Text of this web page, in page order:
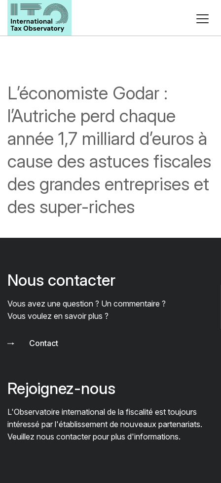
L’économiste Godar :
l’Autriche perd chaque
année 1,7 milliard d’euros à
cause des astuces fiscales
des grandes entreprises et
des super-riches
Nous contacter
Vous avez une question ? Un commentaire ?
Vous voulez en savoir plus ?
Contact
Rejoignez-nous
L'Observatoire international de la fiscalité est toujours
intéressé par l'établissement de nouveaux partenariats.
Veuillez nous contacter pour plus d'informations.